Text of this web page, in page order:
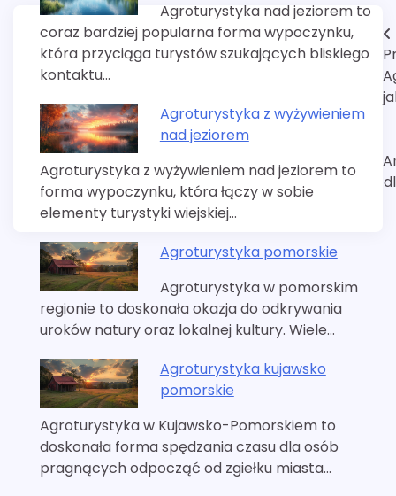
Agroturystyka nad jeziorem to
coraz bardziej popularna forma wypoczynku,
która przyciąga turystów szukających bliskiego
kontaktu…
Agroturystyka z wyżywieniem
nad jeziorem
Agroturystyka z wyżywieniem nad jeziorem to
forma wypoczynku, która łączy w sobie
elementy turystyki wiejskiej…
Agroturystyka pomorskie
Agroturystyka w pomorskim
regionie to doskonała okazja do odkrywania
uroków natury oraz lokalnej kultury. Wiele…
Agroturystyka kujawsko
pomorskie
Agroturystyka w Kujawsko-Pomorskiem to
doskonała forma spędzania czasu dla osób
pragnących odpocząć od zgiełku miasta…
Nawigacja
wpisu